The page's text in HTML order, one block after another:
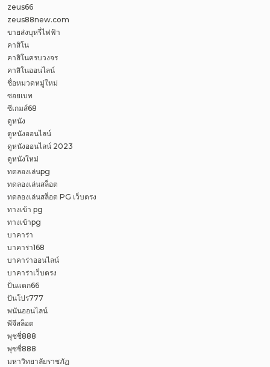
zeus66
zeus88new.com
ขายส่งบุหรี่ไฟฟ้า
คาสิโน
คาสิโนครบวงจร
คาสิโนออนไลน์
ชื่อหมวดหมู่ใหม่
ซอยเบท
ซีเกมส์68
ดูหนัง
ดูหนังออนไลน์
ดูหนังออนไลน์ 2023
ดูหนังใหม่
ทดลองเล่นpg
ทดลองเล่นสล็อต
ทดลองเล่นสล็อต PG เว็บตรง
ทางเข้า pg
ทางเข้าpg
บาคาร่า
บาคาร่า168
บาคาร่าออนไลน์
บาคาร่าเว็บตรง
ปั่นแตก66
ปันโปร777
พนันออนไลน์
พีจีสล็อต
พุชชี่888
พุซซี่888
มหาวิทยาลัยราชภัฏ